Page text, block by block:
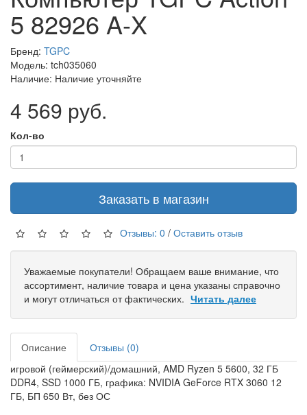
5 82926 A-X
Бренд: TGPC
Модель: tch035060
Наличие: Наличие уточняйте
4 569 руб.
Кол-во
Заказать в магазин
Отзывы: 0 / Оставить отзыв
Уважаемые покупатели! Обращаем ваше внимание, что
ассортимент, наличие товара и цена указаны справочно
и могут отличаться от фактических. Читать далее
Описание
Отзывы (0)
игровой (геймерский)/домашний, AMD Ryzen 5 5600, 32 ГБ
DDR4, SSD 1000 ГБ, графика: NVIDIA GeForce RTX 3060 12
ГБ, БП 650 Вт, без ОС